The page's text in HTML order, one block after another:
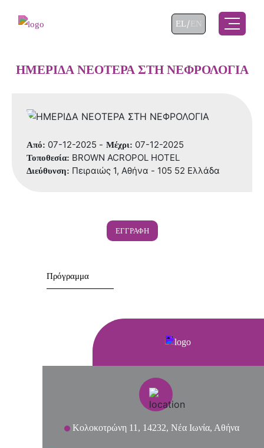
Επιλέξτε τη γλώσσα σας
EL EN
ΗΜΕΡΙΔΑ ΝΕΟΤΕΡΑ ΣΤΗ ΝΕΦΡΟΛΟΓΙΑ
Από: 07-12-2025 -Μέχρι: 07-12-2025
Τοποθεσία: BROWN ACROPOL HOTEL
Διεύθυνση: Πειραιώς 1, Αθήνα - 105 52 Ελλάδα
ΕΓΓΡΑΦΉ
Πρόγραμμα
Κολοκοτρώνη 11, 14232, Νέα Ιωνία, Αθήνα